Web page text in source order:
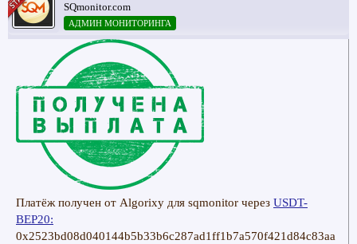
SQmonitor.com
АДМИН МОНИТОРИНГА
Платёж получен от Algorixy для sqmonitor через USDT-
BEP20:
0x2523bd08d040144b5b33b6c287ad1ff1b7a570f421d84c83aa